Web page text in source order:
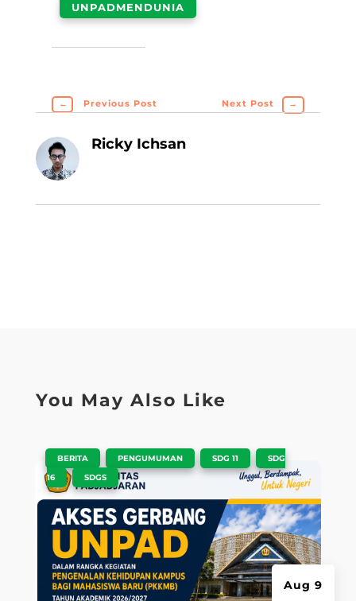
UNPADMENDUNIA
← Previous Post Next Post →
Ricky Ichsan
You May Also Like
Aug 9
BERITA PENGUMUMAN SDG 11
SDG
16
SDGS